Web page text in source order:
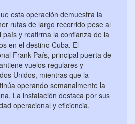
esta operación demuestra la
rutas de largo recorrido pese al
y reafirma la confianza de la
en el destino Cuba. El
Frank País, principal puerta de
vuelos regulares y
Unidos, mientras que la
operando semanalmente la
La instalación destaca por sus
operacional y eficiencia.